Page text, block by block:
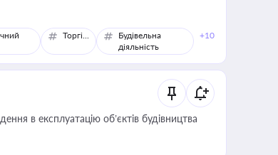
Торгівля
Будівельна
діяльність
+10
в експлуатацію об’єктів будівництва